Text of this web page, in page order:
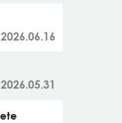
2026.06.16
2026.05.31